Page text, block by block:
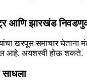
आणि झारखंड
खरपूस समाचार
आहे. अयशस्वी होऊ शकते.
साधला